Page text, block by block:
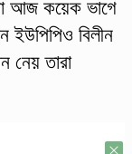
আজ কয়েক ভাগে
ইউপিপিও বিলীন
নেয় তারা